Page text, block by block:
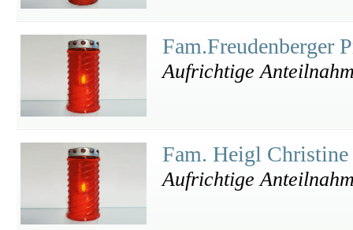
Fam.Freudenberger
Aufrichtige
Fam. Heigl Christine
Aufrichtige